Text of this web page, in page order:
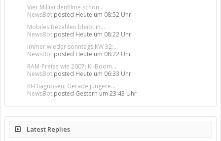
Vier Milliardenfilme schon...
NewsBot posted Heute um 08:52 Uhr
Mobiles Bezahlen bleibt in...
NewsBot posted Heute um 08:22 Uhr
Immer wieder sonntags KW 32:...
NewsBot posted Heute um 08:22 Uhr
RAM-Preise wie 2007: KI-Boom...
NewsBot posted Heute um 06:33 Uhr
KI-Diagnosen: Gerade jüngere...
NewsBot posted Gestern um 23:43 Uhr
Latest Replies